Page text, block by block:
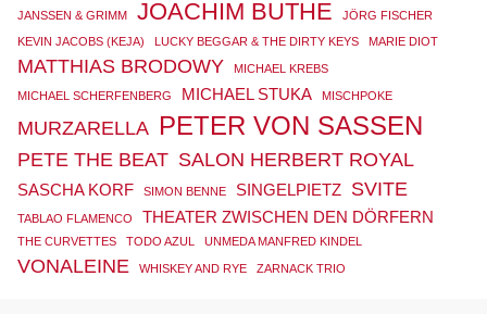
JANSSEN & GRIMM JOACHIM BUTHE
JÖRG FISCHER
KEVIN JACOBS (KEJA)
LUCKY BEGGAR & THE DIRTY KEYS MARIE DIOT
MATTHIAS BRODOWY MICHAEL KREBS
MICHAEL SCHERFENBERG MICHAEL STUKA MISCHPOKE
MURZARELLA PETER VON SASSEN
PETE THE BEAT SALON HERBERT ROYAL
SASCHA KORF SIMON BENNE SINGELPIETZ SVITE
TABLAO FLAMENCO THEATER ZWISCHEN DEN DÖRFERN
THE CURVETTES TODO AZUL UNMEDA MANFRED KINDEL
VONALEINE WHISKEY AND RYE ZARNACK TRIO